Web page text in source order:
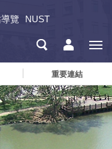
覽 NUST
重要連結